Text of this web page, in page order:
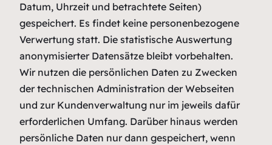
Datum, Uhrzeit und betrachtete Seiten)
gespeichert. Es findet keine personenbezogene
Verwertung statt. Die statistische Auswertung
anonymisierter Datensätze bleibt vorbehalten.
Wir nutzen die persönlichen Daten zu Zwecken
der technischen Administration der Webseiten
und zur Kundenverwaltung nur im jeweils dafür
erforderlichen Umfang. Darüber hinaus werden
persönliche Daten nur dann gespeichert, wenn